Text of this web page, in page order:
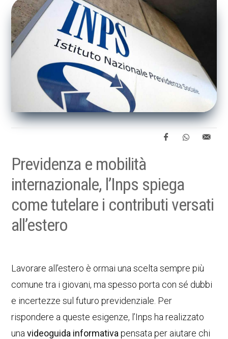
Previdenza e mobilità
internazionale, l’Inps spiega
come tutelare i contributi versati
all’estero
Lavorare all’estero è ormai una scelta sempre più
comune tra i giovani, ma spesso porta con sé dubbi
e incertezze sul futuro previdenziale. Per
rispondere a queste esigenze, l’Inps ha realizzato
unavideoguida informativa pensata per aiutare chi